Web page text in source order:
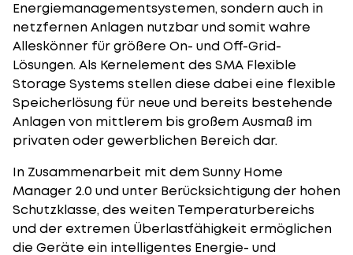
Energiemanagementsystemen, sondern auch in
netzfernen Anlagen nutzbar und somit wahre
Alleskönner für größere On- und Off-Grid-
Lösungen. Als Kernelement des SMA Flexible
Storage Systems stellen diese dabei eine flexible
Speicherlösung für neue und bereits bestehende
Anlagen von mittlerem bis großem Ausmaß im
privaten oder gewerblichen Bereich dar.
In Zusammenarbeit mit dem Sunny Home
Manager 2.0 und unter Berücksichtigung der hohen
Schutzklasse, des weiten Temperaturbereichs
und der extremen Überlastfähigkeit ermöglichen
die Geräte ein intelligentes Energie- und